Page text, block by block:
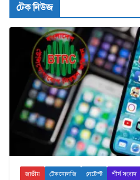
টেক নিউজ
জাতীয় টেকনোলজি লেটেস্ট শীর্ষ সংবাদ